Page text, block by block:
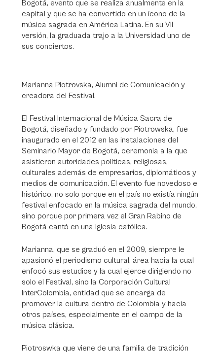
Bogotá, evento que se realiza anualmente en la
capital y que se ha convertido en un ícono de la
música sagrada en América Latina. En su VII
versión, la graduada trajo a la Universidad uno de
sus conciertos.
Marianna Piotrovska, Alumni de Comunicación y
creadora del Festival.
El Festival Internacional de Música Sacra de
Bogotá, diseñado y fundado por Piotrowska, fue
inaugurado en el 2012 en las instalaciones del
Seminario Mayor de Bogotá, ceremonia a la que
asistieron autoridades políticas, religiosas,
culturales además de empresarios, diplomáticos y
medios de comunicación. El evento fue novedoso e
histórico, no solo porque en el país no existía ningún
festival enfocado en la música sagrada del mundo,
sino porque por primera vez el Gran Rabino de
Bogotá cantó en una iglesia católica.
Marianna, que se graduó en el 2009, siempre le
apasionó el periodismo cultural, área hacia la cual
enfocó sus estudios y la cual ejerce dirigiendo no
solo el Festival, sino la Corporación Cultural
InterColombia, entidad que se encarga de
promover la cultura dentro de Colombia y hacia
otros países, especialmente en el campo de la
música clásica.
Piotroswka que viene de una familia de tradición